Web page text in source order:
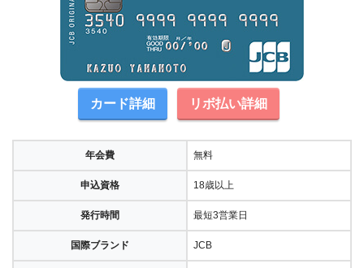
カード詳細 リボ払い詳細
年会費 無料
申込資格 18歳以上
発行時間 最短3営業日
国際ブランド JCB